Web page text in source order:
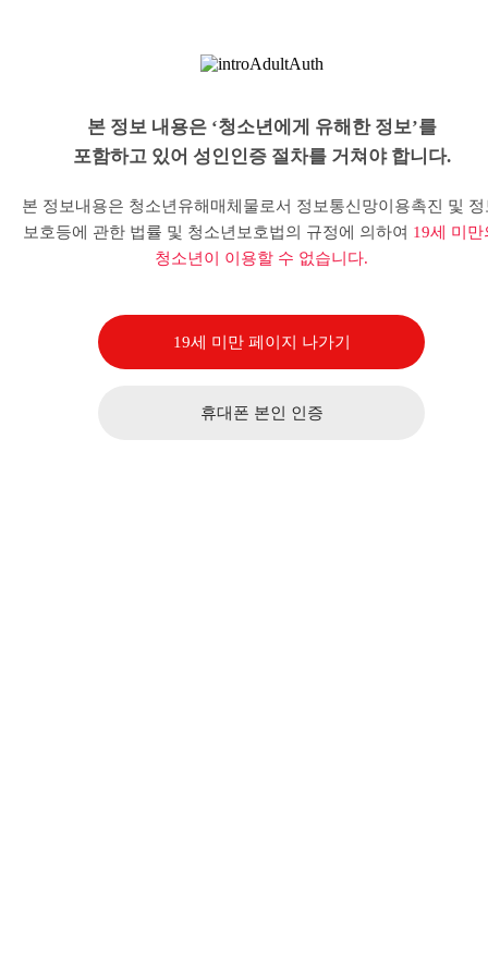
본 정보 내용은 ‘청소년에게 유해한 정보’를
포함하고 있어 성인인증 절차를 거쳐야 합니다.
본 정보내용은 청소년유해매체물로서 정보통신망이용촉진 및 정
보호등에 관한 법률 및 청소년보호법의 규정에 의하여 19세 미만
청소년이 이용할 수 없습니다.
19세 미만 페이지 나가기
휴대폰 본인 인증